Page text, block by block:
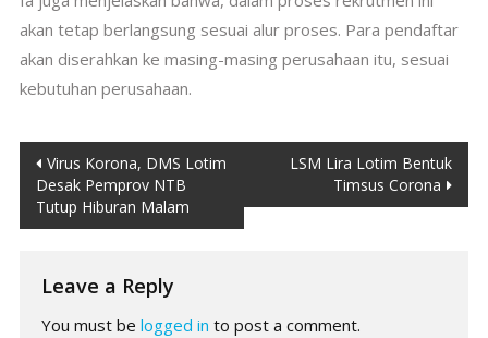
akan tetap berlangsung sesuai alur proses. Para pendaftar
akan diserahkan ke masing-masing perusahaan itu, sesuai
kebutuhan perusahaan.
Post
navigation
Virus Korona, DMS Lotim
Desak Pemprov NTB
Tutup Hiburan Malam
LSM Lira Lotim Bentuk
Timsus Corona
Leave a Reply
You must be logged in to post a comment.